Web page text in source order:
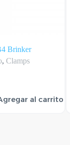
Brinker
, Clamps
al carrito